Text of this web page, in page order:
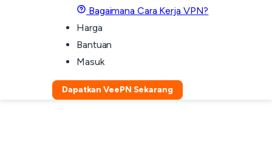
Bagaimana Cara Kerja VPN?
Harga
Bantuan
Masuk
Dapatkan VeePN Sekarang